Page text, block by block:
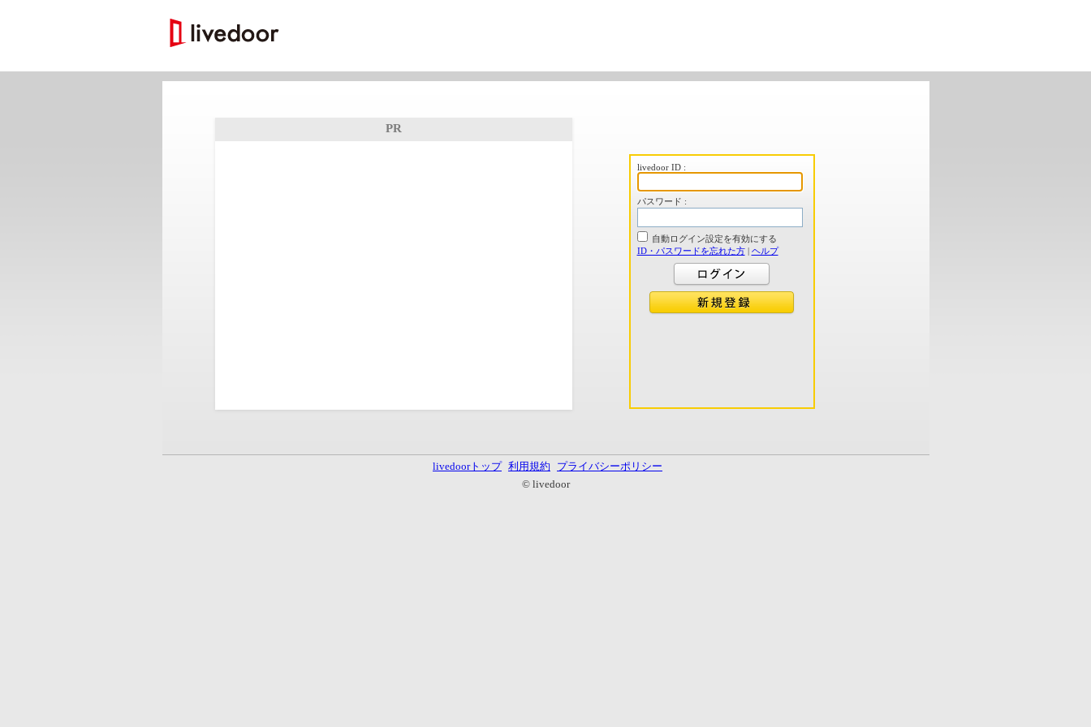
PR
livedoor ID :
パスワード :
自動ログイン設定を有効にする
ID・パスワードを忘れた方| ヘルプ
livedoorトップ 利用規約
プライバシーポリシー
© livedoor